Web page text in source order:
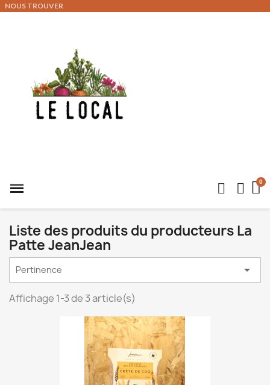
NOUS TROUVER
Liste des produits du producteurs La
Patte JeanJean
Pertinence 
Affichage 1-3 de 3 article(s)